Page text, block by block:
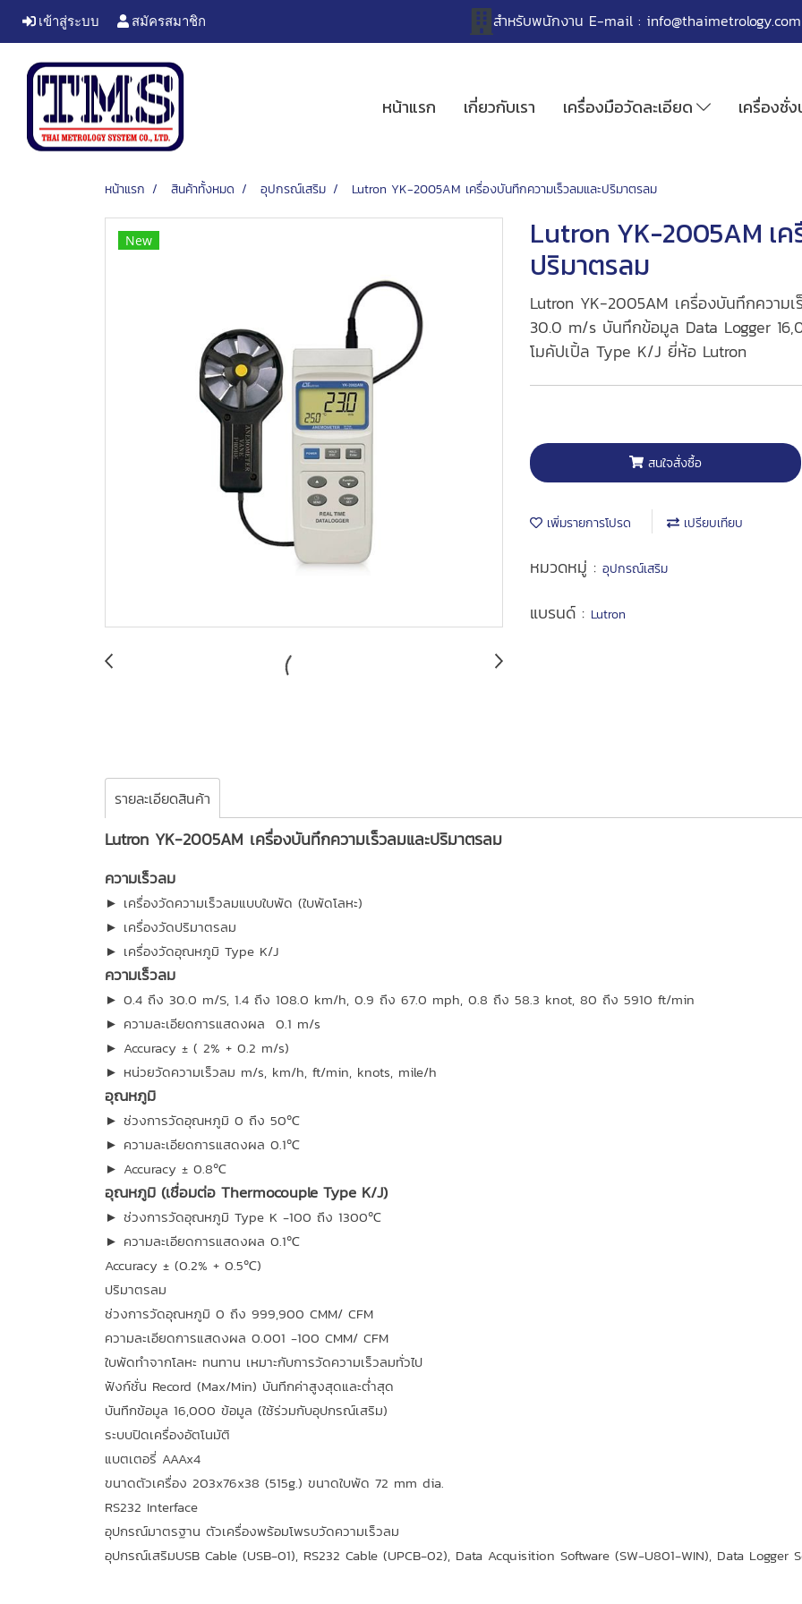
เข้าสู่ระบบ สมัครสมาชิก สำหรับพนักงาน E-mail : info@thaimetrology.com
หน้าแรก เกี่ยวกับเรา เครื่องมือวัดละเอียด เครื่องชั่
หน้าแรก สินค้าทั้งหมด อุปกรณ์เสริม Lutron YK-2005AM เครื่องบันทึกความเร็วลมและปริมาตรลม
New
Lutron YK-2005AM เ
ปริมาตรลม
Lutron YK-2005AM เครื่องบันทึกความ
30.0 m/s บันทึกข้อมูล Data Logger
โมคัปเปิ้ล Type K/J ยี่ห้อ Lutron
สนใจสั่งซื้อ
เพิ่มรายการโปรด เปรียบเทียบ
หมวดหมู่ : อุปกรณ์เสริม
แบรนด์ : Lutron
รายละเอียดสินค้า
Lutron YK-2005AM เครื่องบันทึกความเร็วลมและปริมาตรลม
ความเร็วลม
► เครื่องวัดความเร็วลมแบบใบพัด (ใบพัดโลหะ)
► เครื่องวัดปริมาตรลม
► เครื่องวัดอุณหภูมิ Type K/J
ความเร็วลม
► 0.4 ถึง 30.0 m/S, 1.4 ถึง 108.0 km/h, 0.9 ถึง 67.0 mph, 0.8 ถึง 58.3 knot, 80 ถึง 5910 ft/min
► ความละเอียดการแสดงผล 0.1 m/s
► Accuracy ± ( 2% + 0.2 m/s)
► หน่วยวัดความเร็วลม m/s, km/h, ft/min, knots, mile/h
อุณหภูมิ
► ช่วงการวัดอุณหภูมิ 0 ถึง 50℃
► ความละเอียดการแสดงผล 0.1℃
► Accuracy ± 0.8℃
อุณหภูมิ (เชื่อมต่อ Thermocouple Type K/J)
► ช่วงการวัดอุณหภูมิ Type K -100 ถึง 1300℃
► ความละเอียดการแสดงผล 0.1℃
Accuracy ± (0.2% + 0.5℃)
ปริมาตรลม
ช่วงการวัดอุณหภูมิ 0 ถึง 999,900 CMM/ CFM
ความละเอียดการแสดงผล 0.001 -100 CMM/ CFM
ใบพัดทำจากโลหะ ทนทาน เหมาะกับการวัดความเร็วลมทั่วไป
ฟังก์ชั่น Record (Max/Min) บันทึกค่าสูงสุดและต่ำสุด
บันทึกข้อมูล 16,000 ข้อมูล (ใช้ร่วมกับอุปกรณ์เสริม)
ระบบปิดเครื่องอัตโนมัติ
แบตเตอรี่ AAAx4
ขนาดตัวเครื่อง 203x76x38 (515g.) ขนาดใบพัด 72 mm dia.
RS232 Interface
อุปกรณ์มาตรฐาน ตัวเครื่องพร้อมโพรบวัดความเร็วลม
อุปกรณ์เสริมUSB Cable (USB-01), RS232 Cable (UPCB-02), Data Acquisition Software (SW-U801-WIN), Data Logger